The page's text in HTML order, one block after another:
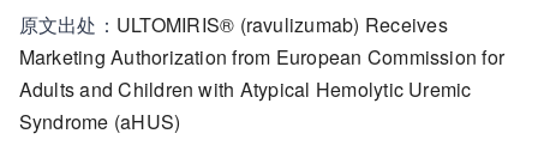
原文出处： ULTOMIRIS® (ravulizumab) Receives
Marketing Authorization from European Commission for
Adults and Children with Atypical Hemolytic Uremic
Syndrome (aHUS)